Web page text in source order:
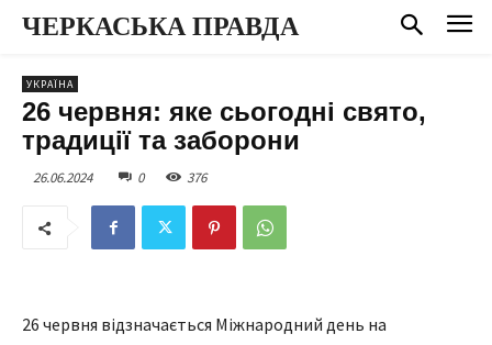
ЧЕРКАСЬКА ПРАВДА
УКРАЇНА
26 червня: яке сьогодні свято,
традиції та заборони
26.06.2024 0 376
26 червня відзначається Міжнародний день на